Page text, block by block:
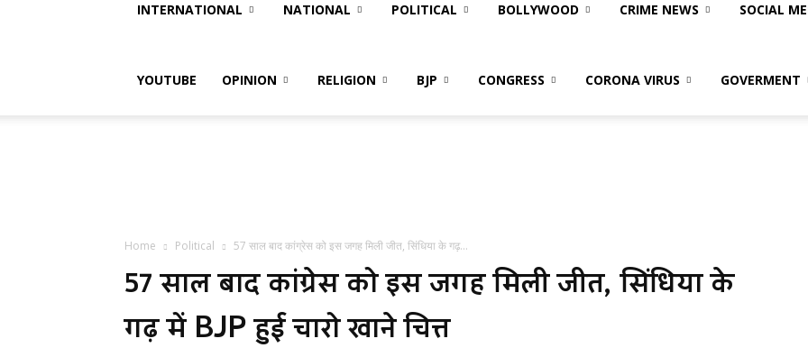
INTERNATIONAL NATIONAL POLITICAL BOLLYWOOD CRIME NEWS SOCIAL
YOUTUBE OPINION RELIGION BJP CONGRESS CORONA VIRUS GOVERMENT
Home Political 57 साल बाद कांग्रेस को इस जगह मिली जीत, सिंधिया के गढ़...
57 साल बाद कांग्रेस को इस जगह मिली जीत, सिंधिया के
गढ़ में BJP हुई चारो खाने चित्त